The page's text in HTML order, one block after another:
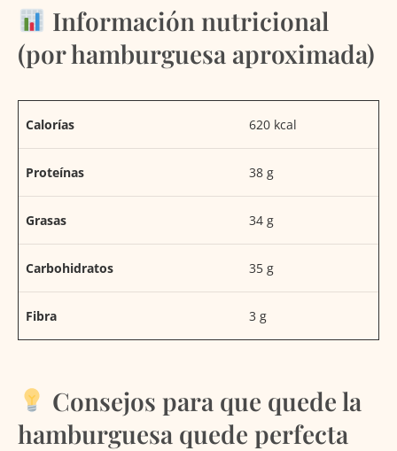
Información nutricional
(por hamburguesa aproximada)
Calorías 620 kcal
Proteínas 38 g
Grasas 34 g
Carbohidratos 35 g
Fibra 3 g
Consejos para que quede la
hamburguesa quede perfecta